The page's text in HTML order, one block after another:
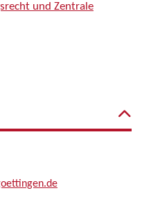
und Zentrale